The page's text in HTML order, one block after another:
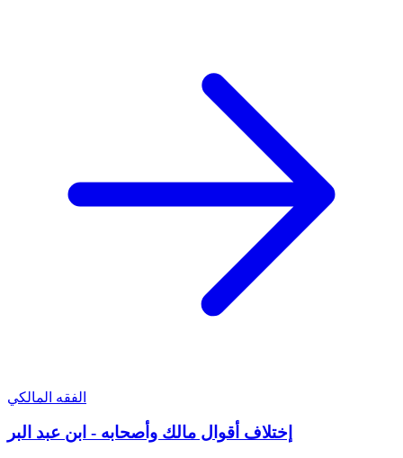
الفقه المالكي
إختلاف أقوال مالك وأصحابه - ابن عبد البر